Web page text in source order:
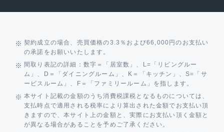
契約成立の場合、売買価格の3.3％および66,000円のお支払い
の承諾をお願いいたします。
間取り表記の詳細：数字＝「居室数」、L=「リビングルー
ム」、D＝「ダイニングルーム」、K＝「キッチン」、S=「サ
ービスルーム」、F＝「ファミリールーム」を指します。
本サイト記載の金額のうち消費税課税となるものについては、
支払時点で適用される税率により算出された金額でお支払い頂
きますので、本サイト上の金額と、実際にお支払い頂く金額と
が異なる場合があることを予めご了承ください。